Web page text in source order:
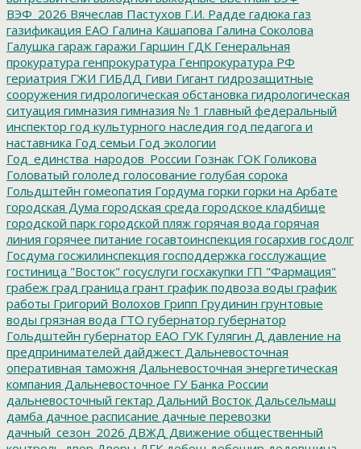
ВЭФ_2026 Вячеслав Пастухов Г.И. Радде гадюка газ
газификация ЕАО Галина Кашапова Галина Соколова
Галушка гараж гаражи Гаршин ГДК Генеральная
прокуратура генпрокуратура Генпрокуратура РФ
гериатрия ГЖИ ГИБДД Гиви Гигант гидрозащитные
сооружения гидрологическая обстановка гидрологическая
ситуация гимназия гимназия № 1 главный федеральный
инспектор год культурного наследия год педагога и
наставника Год семьи Год экологии
Год_единства_народов_России Гознак ГОК Голикова
Головатый гололед голосование голубая сорока
Гольдштейн гомеопатия Гордума горки горки на Арбате
городская Дума городская среда городское кладбище
городской парк городской пляж горячая вода горячая
линия горячее питание госавтоинспекция госархив госдолг
Госдума госжилинспекция господдержка госслужащие
гостиница "Восток" госуслуги госхакупки ГП "Фармация"
грабеж град граница грант график подвоза воды график
работы Григорий Волохов Грипп Грудинин грунтовые
воды грязная вода ГТО губернатор губернатор
Гольдштейн губернатор ЕАО ГУК Гулягин Д давление на
предпринимателей дайджест Дальневосточная
оперативная таможня Дальневосточная энергетическая
компания Дальневосточное ГУ Банка России
дальневосточный гектар Дальний Восток Дальсельмаш
дамба дачное расписание дачные перевозки
дачный_сезон_2026 ДВЖД Движение общественный